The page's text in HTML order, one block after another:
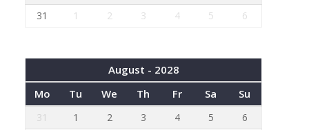
31
1 2 3 4 5 6
August - 2028
Mo
Tu We Th Fr Sa Su
31 1 2 3 4 5
6